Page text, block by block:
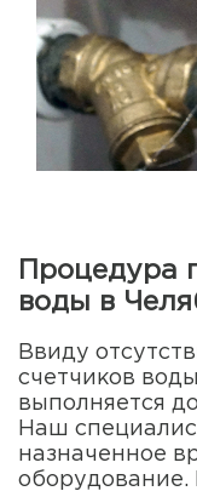
Процедура
воды в
Ввиду
счетчиков
выполняется
Наш
назначенное
оборудование.